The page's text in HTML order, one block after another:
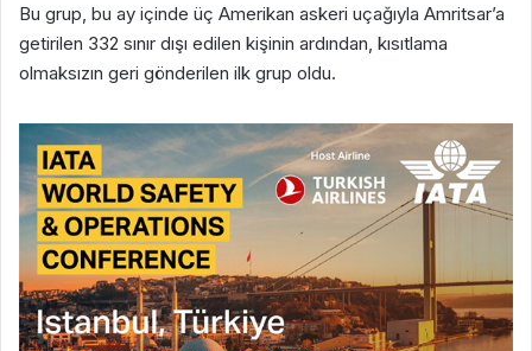
Bu grup, bu ay içinde üç Amerikan askeri uçağıyla Amritsar’a
getirilen 332 sınır dışı edilen kişinin ardından, kısıtlama
olmaksızın geri gönderilen ilk grup oldu.